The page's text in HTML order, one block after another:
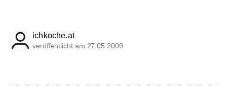
ichkoche.at
veröffentlicht am 27.05.2009